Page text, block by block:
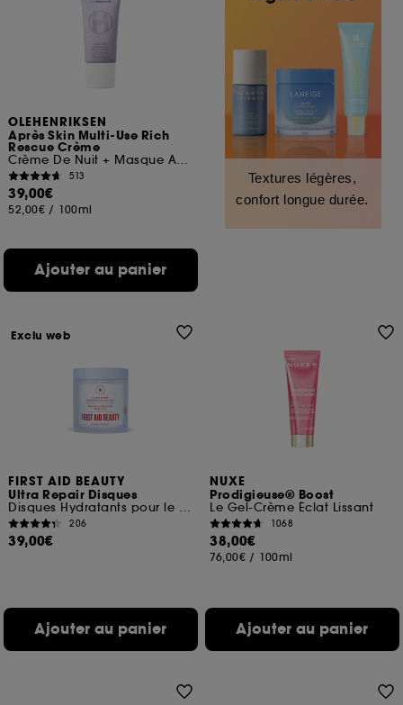
OLEHENRIKSEN
Après Skin Multi-Use Rich
Rescue Crème
Crème De Nuit + Masque Aux Céramides
513
39,00€
52,00€ / 100ml
Ajouter au panier
Textures légères,
confort longue durée.
FIRST AID BEAUTY
Ultra Repair Disques
Disques Hydratants pour le visage aux Céramides
206
39,00€
Ajouter au panier
Exclu web
NUXE
Prodigieuse® Boost
Le Gel-Crème Éclat Lissant
1068
38,00€
76,00€ / 100ml
Ajouter au panier